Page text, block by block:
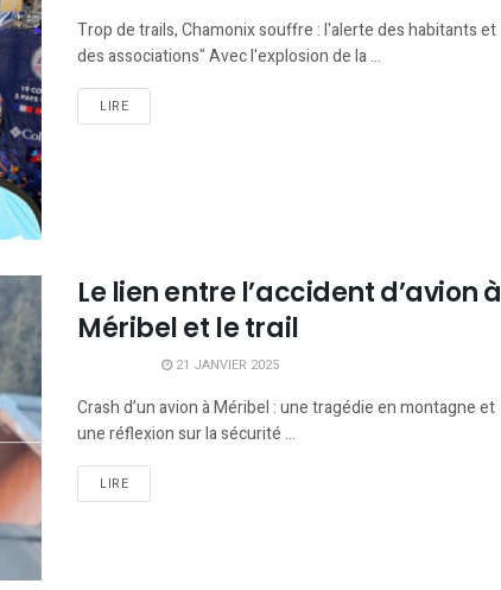
Trop de trails, Chamonix souffre : l'alerte des habitants et
des associations" Avec l'explosion de la ...
LIRE
Le lien entre l’accident d’avion à
Méribel et le trail
21 JANVIER 2025
Crash d’un avion à Méribel : une tragédie en montagne et
une réflexion sur la sécurité ...
LIRE